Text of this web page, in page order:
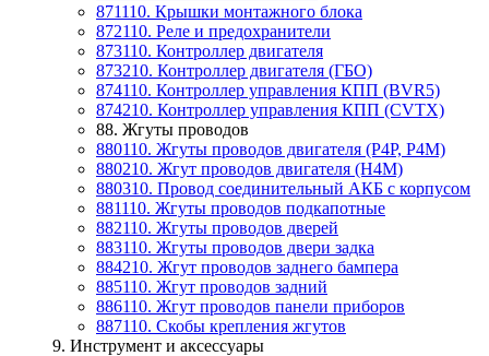
871110. Крышки монтажного блока
872110. Реле и предохранители
873110. Контроллер двигателя
873210. Контроллер двигателя (ГБО)
874110. Контроллер управления КПП (BVR5)
874210. Контроллер управления КПП (CVTX)
88. Жгуты проводов
880110. Жгуты проводов двигателя (P4P, P4M)
880210. Жгут проводов двигателя (H4M)
880310. Провод соединительный АКБ с корпусом
881110. Жгуты проводов подкапотные
882110. Жгуты проводов дверей
883110. Жгуты проводов двери задка
884210. Жгут проводов заднего бампера
885110. Жгут проводов задний
886110. Жгут проводов панели приборов
887110. Скобы крепления жгутов
9. Инструмент и аксессуары